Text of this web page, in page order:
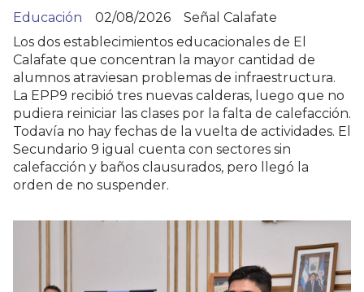
Señal Calafate
Educación
02/08/2026
Los dos establecimientos educacionales de El
Calafate que concentran la mayor cantidad de
alumnos atraviesan problemas de infraestructura.
La EPP9 recibió tres nuevas calderas, luego que no
pudiera reiniciar las clases por la falta de calefacción.
Todavía no hay fechas de la vuelta de actividades. El
Secundario 9 igual cuenta con sectores sin
calefacción y baños clausurados, pero llegó la
orden de no suspender.